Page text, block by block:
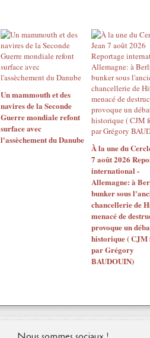
Un mammouth et des
navires de la Seconde
Guerre mondiale refont
surface avec
l'assèchement du Danube
À la une du
7 août 2026
international -
Allemagne: à
bunker sous
chancellerie de
menacé de
provoque un
historique ( CJM
par Grégory
BAUDOUIN)